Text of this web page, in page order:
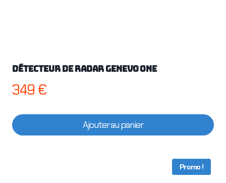
Détecteur de radar Genevo One
349 €
Ajouter au panier
Promo !